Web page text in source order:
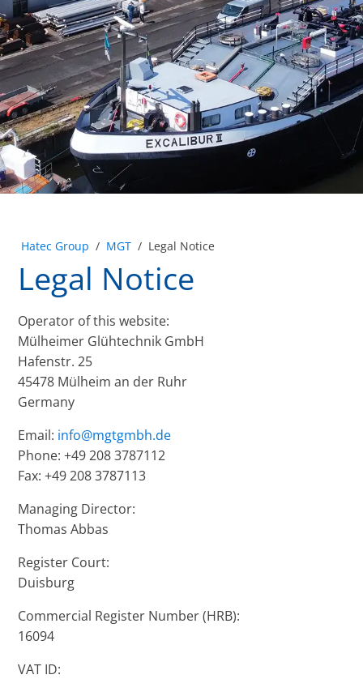
Hatec Group / MGT / Legal Notice
Legal Notice
Operator of this website:
Mülheimer Glühtechnik GmbH
Hafenstr. 25
45478 Mülheim an der Ruhr
Germany
Email: info@mgtgmbh.de
Phone: +49 208 3787112
Fax: +49 208 3787113
Managing Director:
Thomas Abbas
Register Court:
Duisburg
Commercial Register Number (HRB):
16094
VAT ID: